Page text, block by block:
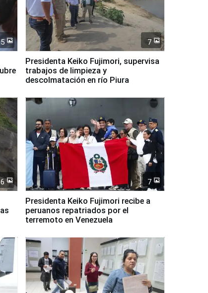
5 7
Presidenta Keiko Fujimori, supervisa
trabajos de limpieza y
descolmatación en río Piura
6 7
Presidenta Keiko Fujimori recibe a
peruanos repatriados por el
terremoto en Venezuela